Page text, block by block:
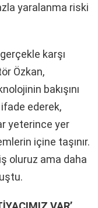
yaralanma riski
karşı
Özkan,
bakışını
ederek,
yeterince yer
içine taşınır.
oluruz ama daha